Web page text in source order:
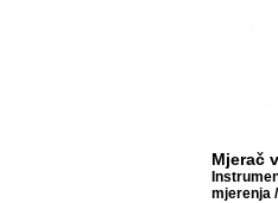
Mjerač
mjerenja